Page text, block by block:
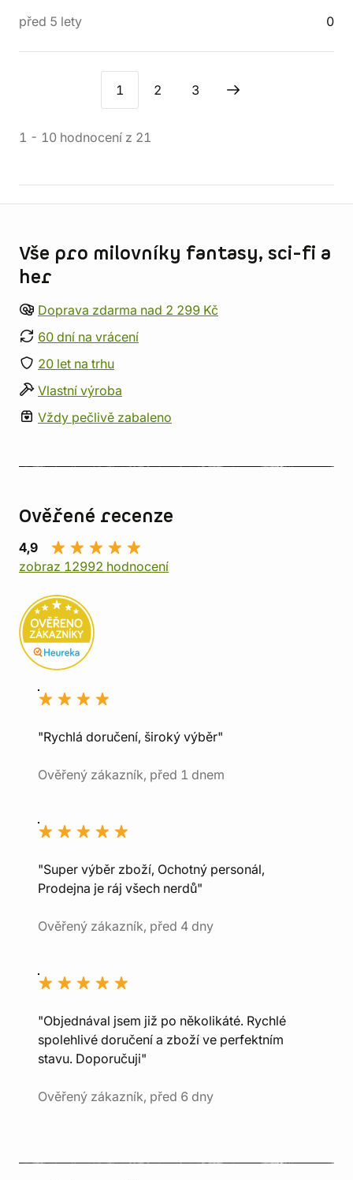
před 5 lety 0
1 2 3
1 - 10 hodnocení z 21
Vše pro milovníky fantasy, sci-fi a
her
Doprava zdarma nad 2 299 Kč
60 dní na vrácení
20 let na trhu
Vlastní výroba
Vždy pečlivě zabaleno
Ověřené recenze
4,9
zobraz 12992 hodnocení
"Rychlá doručení, široký výběr"
Ověřený zákazník, před 1 dnem
"Super výběr zboží, Ochotný personál,
Prodejna je ráj všech nerdů"
Ověřený zákazník, před 4 dny
"Objednával jsem již po několikáté. Rychlé
spolehlivé doručení a zboží ve perfektním
stavu. Doporučuji"
Ověřený zákazník, před 6 dny